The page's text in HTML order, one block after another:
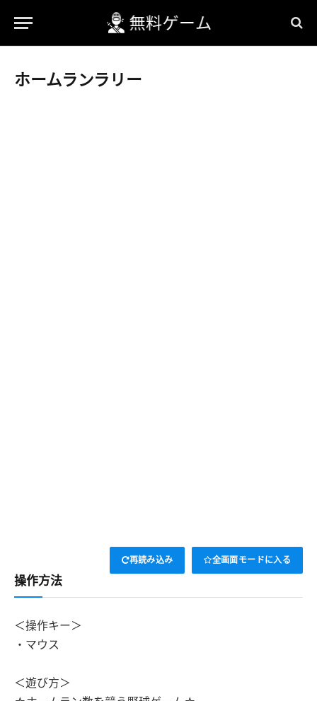
ホームランラリー
再読み込み 全画面モードに入る
操作方法
＜操作キー＞
・マウス
＜遊び方＞